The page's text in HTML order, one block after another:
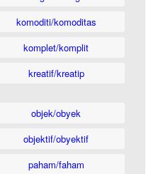
komoditi/komoditas
komplet/komplit
kreatif/kreatip
objek/obyek
objektif/obyektif
paham/faham